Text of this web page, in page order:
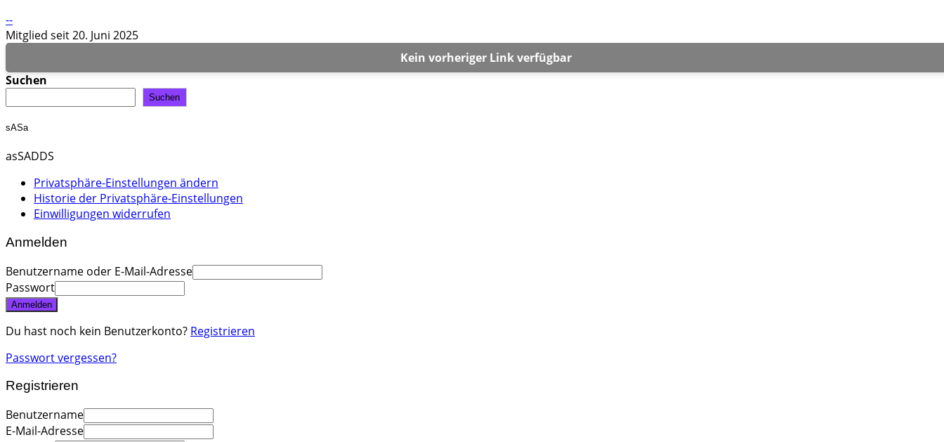
--
Mitglied seit 20. Juni 2025
Kein vorheriger Link verfügbar
Suchen
Suchen
sASa
asSADDS
Privatsphäre-Einstellungen ändern
Historie der Privatsphäre-Einstellungen
Einwilligungen widerrufen
Anmelden
Benutzername oder E-Mail-Adresse
Passwort
Anmelden
Du hast noch kein Benutzerkonto? Registrieren
Passwort vergessen?
Registrieren
Benutzername
E-Mail-Adresse